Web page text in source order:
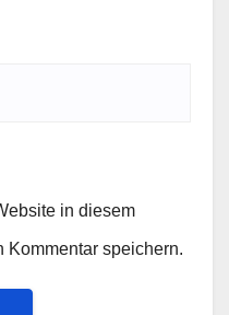
in diesem
Kommentar speichern.